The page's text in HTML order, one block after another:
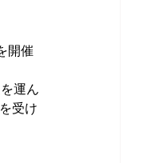
開催
運ん
受け